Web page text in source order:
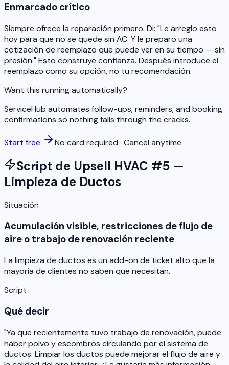
Enmarcado crítico
Siempre ofrece la reparación primero. Di: "Le arreglo esto
hoy para que no se quede sin AC. Y le preparo una
cotización de reemplazo que puede ver en su tiempo — sin
presión." Esto construye confianza. Después introduce el
reemplazo como su opción, no tu recomendación.
Want this running automatically?
ServiceHub automates follow-ups, reminders, and booking
confirmations so nothing falls through the cracks.
Start free No card required · Cancel anytime
Script de Upsell HVAC #5 —
Limpieza de Ductos
Situación
Acumulación visible, restricciones de flujo de
aire o trabajo de renovación reciente
La limpieza de ductos es un add-on de ticket alto que la
mayoría de clientes no saben que necesitan.
Script
Qué decir
"Ya que recientemente tuvo trabajo de renovación, puede
haber polvo y escombros circulando por el sistema de
ductos. Limpiar los ductos puede mejorar el flujo de aire y